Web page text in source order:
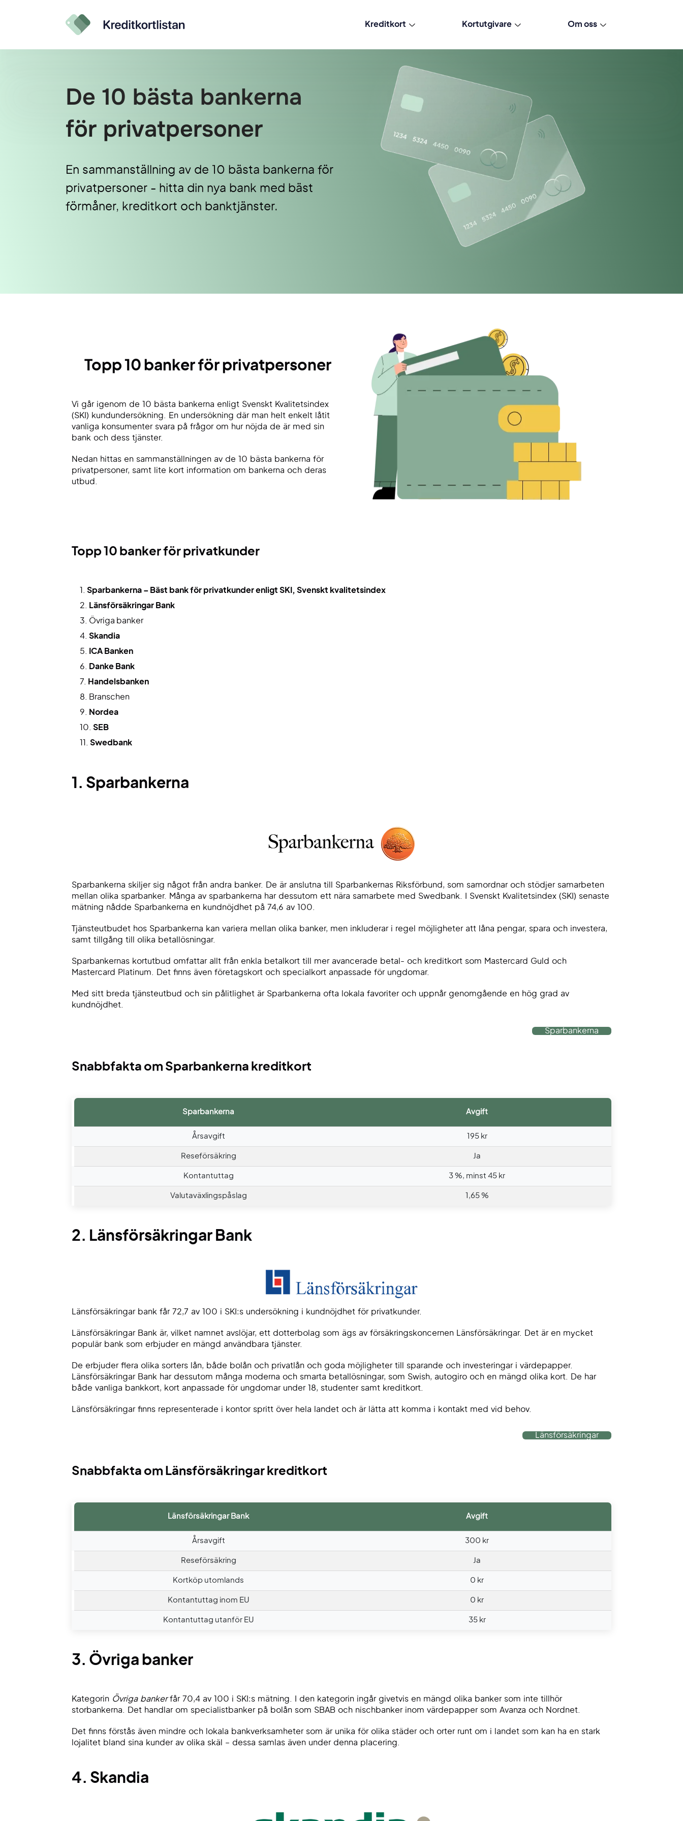
Kreditkort Kortutgivare Om oss
De 10 bästa bankerna
för privatpersoner
En sammanställning av de 10 bästa bankerna för
privatpersoner - hitta din nya bank med bäst
förmåner, kreditkort och banktjänster.
Topp 10 banker för privatpersoner
Vi går igenom de 10 bästa bankerna enligt Svenskt Kvalitetsindex
(SKI) kundundersökning. En undersökning där man helt enkelt låtit
vanliga konsumenter svara på frågor om hur nöjda de är med sin
bank och dess tjänster.
Nedan hittas en sammanställningen av de 10 bästa bankerna för
privatpersoner, samt lite kort information om bankerna och deras
utbud.
Topp 10 banker för privatkunder
Sparbankerna – Bäst bank för privatkunder enligt SKI, Svenskt kvalitetsindex
Länsförsäkringar Bank
Övriga banker
Skandia
ICA Banken
Danke Bank
Handelsbanken
Branschen
Nordea
SEB
Swedbank
1. Sparbankerna
Sparbankerna skiljer sig något från andra banker. De är anslutna till Sparbankernas Riksförbund, som samordnar och stödjer samarbeten
mellan olika sparbanker. Många av sparbankerna har dessutom ett nära samarbete med Swedbank. I Svenskt Kvalitetsindex (SKI) senaste
mätning nådde Sparbankerna en kundnöjdhet på 74,6 av 100.
Tjänsteutbudet hos Sparbankerna kan variera mellan olika banker, men inkluderar i regel möjligheter att låna pengar, spara och investera,
samt tillgång till olika betallösningar.
Sparbankernas kortutbud omfattar allt från enkla betalkort till mer avancerade betal- och kreditkort som Mastercard Guld och
Mastercard Platinum. Det finns även företagskort och specialkort anpassade för ungdomar.
Med sitt breda tjänsteutbud och sin pålitlighet är Sparbankerna ofta lokala favoriter och uppnår genomgående en hög grad av
kundnöjdhet.
Sparbankerna
Snabbfakta om Sparbankerna kreditkort
Sparbankerna Avgift
Årsavgift 195 kr
Reseförsäkring Ja
Kontantuttag 3 %, minst 45 kr
Valutaväxlingspåslag 1,65 %
2. Länsförsäkringar Bank
Länsförsäkringar bank får 72,7 av 100 i SKI:s undersökning i kundnöjdhet för privatkunder.
Länsförsäkringar Bank är, vilket namnet avslöjar, ett dotterbolag som ägs av försäkringskoncernen Länsförsäkringar. Det är en mycket
populär bank som erbjuder en mängd användbara tjänster.
De erbjuder flera olika sorters lån, både bolån och privatlån och goda möjligheter till sparande och investeringar i värdepapper.
Länsförsäkringar Bank har dessutom många moderna och smarta betallösningar, som Swish, autogiro och en mängd olika kort. De har
både vanliga bankkort, kort anpassade för ungdomar under 18, studenter samt kreditkort.
Länsförsäkringar finns representerade i kontor spritt över hela landet och är lätta att komma i kontakt med vid behov.
Länsförsäkringar
Snabbfakta om Länsförsäkringar kreditkort
Länsförsäkringar Bank Avgift
Årsavgift 300 kr
Reseförsäkring Ja
Kortköp utomlands 0 kr
Kontantuttag inom EU 0 kr
Kontantuttag utanför EU 35 kr
3. Övriga banker
Kategorin Övriga bankerfår 70,4 av 100 i SKI:s mätning. I den kategorin ingår givetvis en mängd olika banker som inte tillhör
storbankerna. Det handlar om specialistbanker på bolån som SBAB och nischbanker inom värdepapper som Avanza och Nordnet.
Det finns förstås även mindre och lokala bankverksamheter som är unika för olika städer och orter runt om i landet som kan ha en stark
lojalitet bland sina kunder av olika skäl – dessa samlas även under denna placering.
4. Skandia